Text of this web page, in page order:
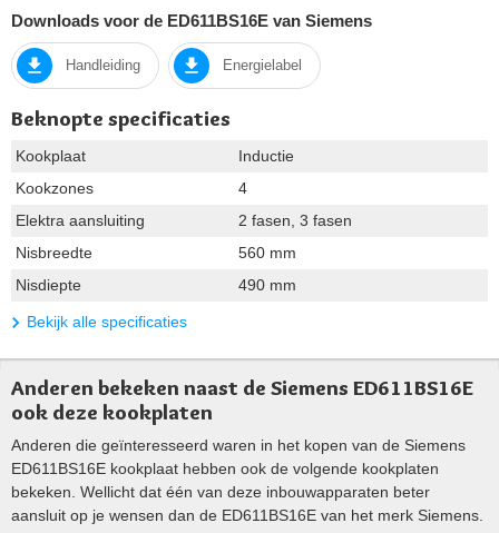
Downloads voor de ED611BS16E van Siemens
Handleiding Energielabel
Beknopte specificaties
Kookplaat
Inductie
Kookzones
4
Elektra aansluiting
2 fasen, 3 fasen
Nisbreedte
560 mm
Nisdiepte
490 mm
Bekijk alle specificaties
Anderen bekeken naast de Siemens ED611BS16E
ook deze kookplaten
Anderen die geïnteresseerd waren in het kopen van de Siemens
ED611BS16E kookplaat hebben ook de volgende kookplaten
bekeken. Wellicht dat één van deze inbouwapparaten beter
aansluit op je wensen dan de ED611BS16E van het merk Siemens.